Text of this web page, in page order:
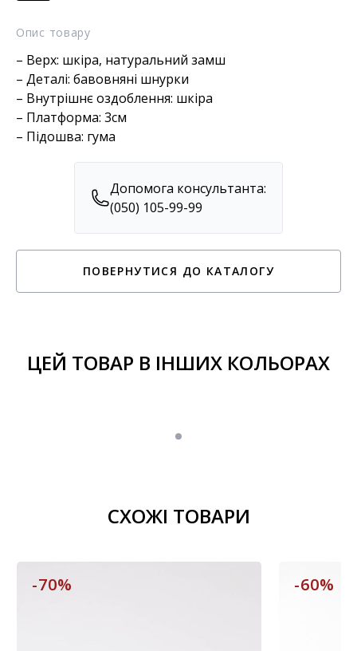
Опис товару
– Верх: шкіра, натуральний замш
– Деталі: бавовняні шнурки
– Внутрішнє оздоблення: шкіра
– Платформа: 3см
– Підошва: гума
Допомога консультанта:
(050) 105-99-99
ПОВЕРНУТИСЯ ДО КАТАЛОГУ
ЦЕЙ ТОВАР В ІНШИХ КОЛЬОРАХ
СХОЖІ ТОВАРИ
-70% -60%